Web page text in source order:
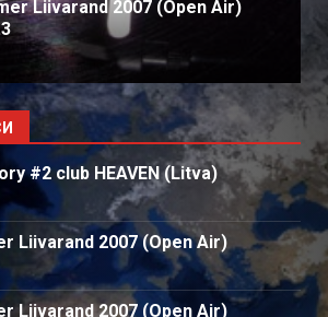
Liivarand 2007 (Open Air)
#2 club HEAVEN (Litva)
Liivarand 2007 (Open Air)
Liivarand 2007 (Open Air)